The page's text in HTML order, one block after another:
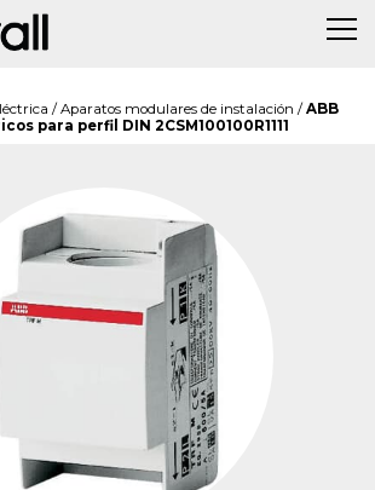
/ Aparatos modulares de instalación / ABB
para perfil DIN 2CSM100100R1111